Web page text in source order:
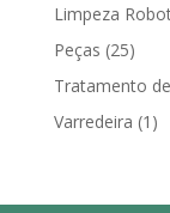
Limpeza
Peças (25)
Tratamento
Varredeira (1)